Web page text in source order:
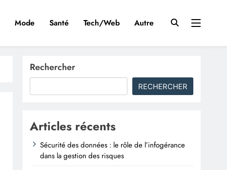
Mode Santé Tech/Web Autre
Rechercher
RECHERCHER
Articles récents
Sécurité des données : le rôle de l’infogérance
dans la gestion des risques